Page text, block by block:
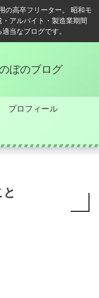
の高卒フリーター。 昭和モ
アルバイト・製造業期間
当なブログです。
ぼのブログ
プロフィール
と